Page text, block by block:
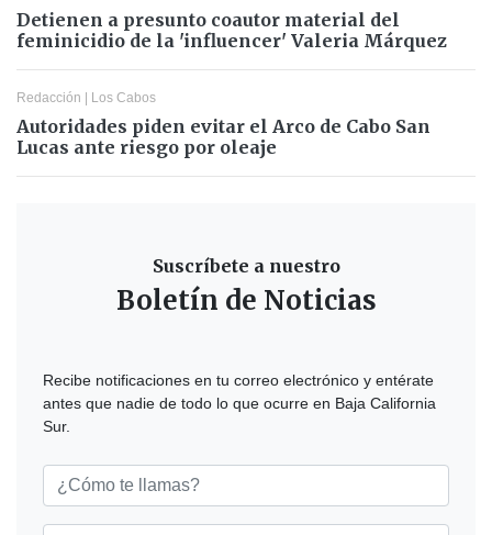
Detienen a presunto coautor material del
feminicidio de la 'influencer' Valeria Márquez
Redacción | Los Cabos
Autoridades piden evitar el Arco de Cabo San
Lucas ante riesgo por oleaje
Suscríbete a nuestro
Boletín de Noticias
Recibe notificaciones en tu correo electrónico y entérate
antes que nadie de todo lo que ocurre en Baja California
Sur.